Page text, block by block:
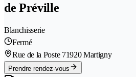
de Préville
Blanchisserie
Fermé
Rue de la Poste 71920 Martigny
Prendre rendez-vous